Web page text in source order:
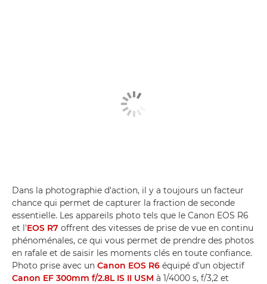
Dans la photographie d'action, il y a toujours un facteur
chance qui permet de capturer la fraction de seconde
essentielle. Les appareils photo tels que le Canon EOS R6
et l'EOS R7 offrent des vitesses de prise de vue en continu
phénoménales, ce qui vous permet de prendre des photos
en rafale et de saisir les moments clés en toute confiance.
Photo prise avec un Canon EOS R6 équipé d'un objectif
Canon EF 300mm f/2.8L IS II USM à 1/4000 s, f/3,2 et